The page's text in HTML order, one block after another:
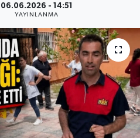
06.06.2026 - 14:51
YAYINLANMA